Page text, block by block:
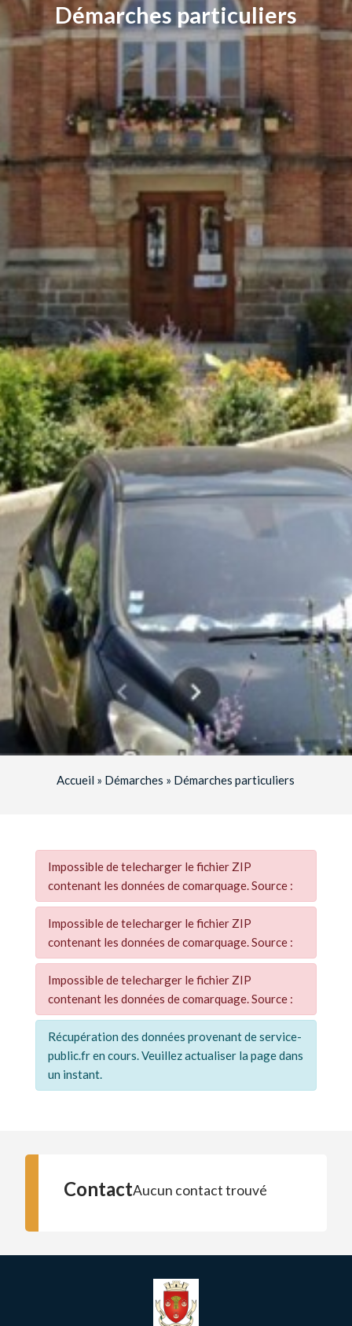
Démarches particuliers
Accueil » Démarches » Démarches particuliers
Impossible de telecharger le fichier ZIP
contenant les données de comarquage. Source :
Impossible de telecharger le fichier ZIP
contenant les données de comarquage. Source :
Impossible de telecharger le fichier ZIP
contenant les données de comarquage. Source :
Récupération des données provenant de service-
public.fr en cours. Veuillez actualiser la page dans
un instant.
ContactAucun contact trouvé